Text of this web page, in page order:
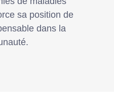
sa position de
dans la